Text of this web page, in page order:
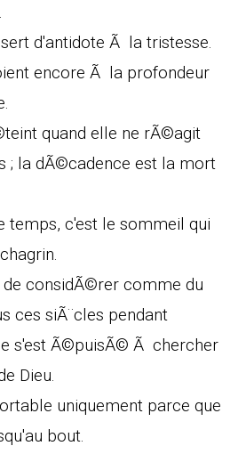
d'antidote Ã la tristesse.
encore Ã la profondeur
quand elle ne rÃ©agit
; la dÃ©cadence est la mort
temps, c'est le sommeil qui
considÃ©rer comme du
ces siÃ¨cles pendant
s'est Ã©puisÃ© Ã chercher
Dieu.
uniquement parce que
bout.